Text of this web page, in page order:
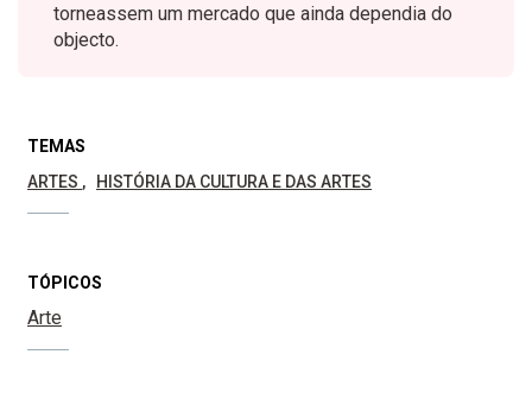
torneassem um mercado que ainda dependia do
objecto.
TEMAS
ARTES
HISTÓRIA DA CULTURA E DAS ARTES
TÓPICOS
Arte